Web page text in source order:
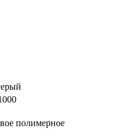
полимерное